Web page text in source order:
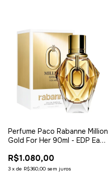
Perfume Paco Rabanne Million
Gold For Her 90ml - EDP Eau
R$1.080,00
3 x de R$360,00 sem juros